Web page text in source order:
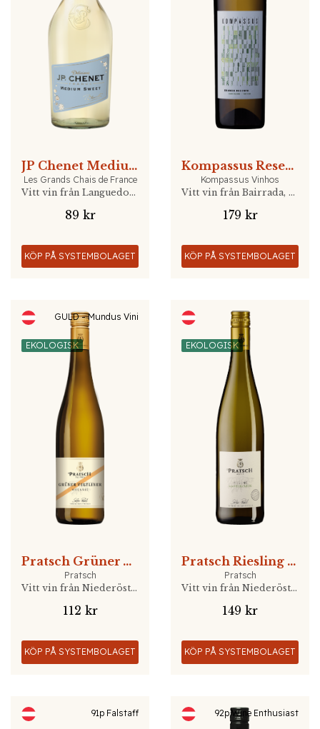
JP Chenet Medium Sweet
Les Grands Chais de France
Vitt vin från Languedoc, Frankrike
89 kr
KÖP PÅ SYSTEMBOLAGET
Kompassus Reserva Branco
Kompassus Vinhos
Vitt vin från Bairrada, Portugal
179 kr
KÖP PÅ SYSTEMBOLAGET
EKOLOGISK
GULD - Mundus Vini
Pratsch Grüner Veltliner
Pratsch
Vitt vin från Niederösterreich, Österrike
112 kr
KÖP PÅ SYSTEMBOLAGET
EKOLOGISK
Pratsch Riesling Heiligenberg
Pratsch
Vitt vin från Niederösterreich, Österrike
149 kr
KÖP PÅ SYSTEMBOLAGET
91p Falstaff 92p Wine Enthusiast